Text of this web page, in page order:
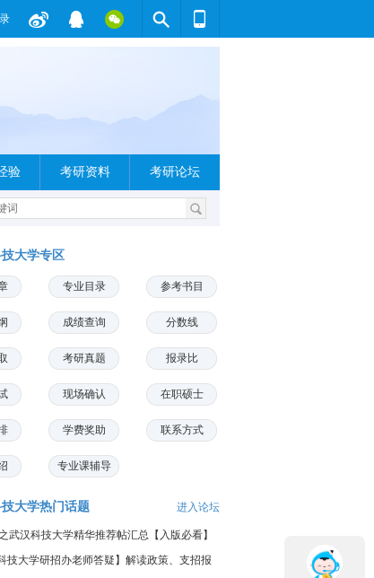
验 考研资料 考研论坛
大学专区
专业目录 参考书目
成绩查询 分数线
考研真题 报录比
现场确认 在职硕士
学费奖助 联系方式
专业课辅导
大学热门话题 进入论坛
武汉科技大学精华推荐帖汇总【入版必看】
技大学研招办老师答疑】解读政策、支招报